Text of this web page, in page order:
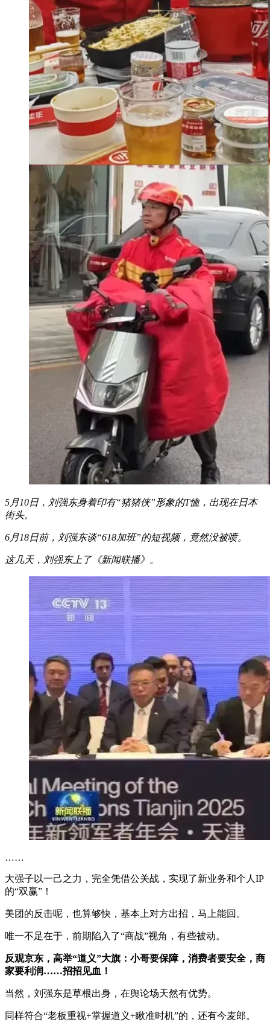
5月10日，刘强东身着印有“猪猪侠”形象的T恤，出现在日本
街头。
6月18日前，刘强东谈“618加班”的短视频，竟然没被喷。
这几天，刘强东上了《新闻联播》。
……
大强子以一己之力，完全凭借公关战，实现了新业务和个人IP
的“双赢”！
美团的反击呢，也算够快，基本上对方出招，马上能回。
唯一不足在于，前期陷入了“商战”视角，有些被动。
反观京东，高举“道义”大旗：小哥要保障，消费者要安全，商
家要利润……招招见血！
当然，刘强东是草根出身，在舆论场天然有优势。
同样符合“老板重视+掌握道义+瞅准时机”的，还有今麦郎。